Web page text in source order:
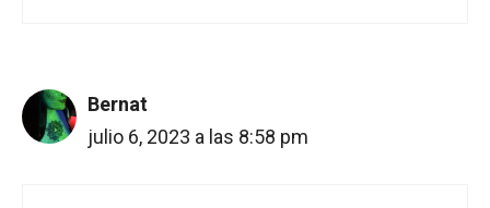
Bernat
julio 6, 2023 a las 8:58 pm